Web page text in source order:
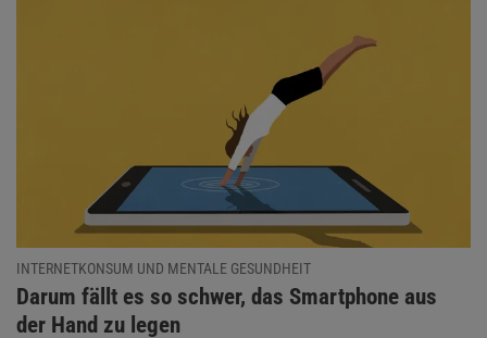
INTERNETKONSUM UND MENTALE GESUNDHEIT
:
Darum fällt es so schwer, das Smartphone aus
der Hand zu legen